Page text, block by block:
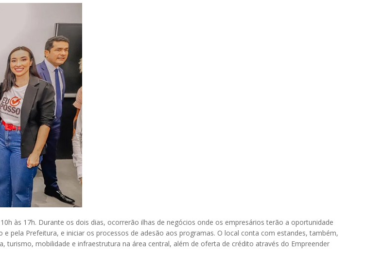
às 17h. Durante os dois dias, ocorrerão ilhas de negócios onde os empresários terão a oportunidade
pela Prefeitura, e iniciar os processos de adesão aos programas. O local conta com estandes, também,
mobilidade e infraestrutura na área central, além de oferta de crédito através do Empreender